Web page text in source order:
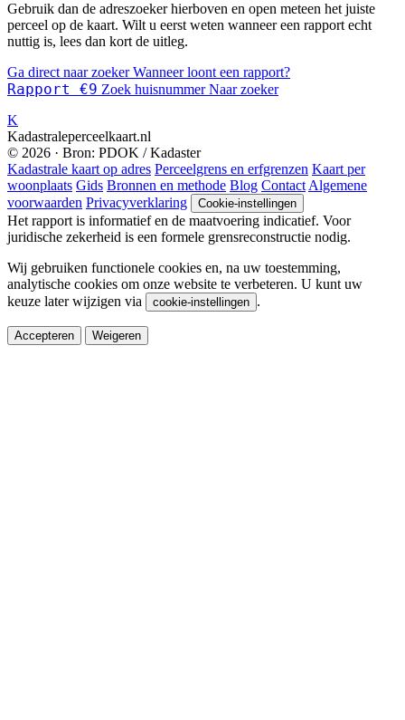
Gebruik dan de adreszoeker hierboven en open meteen het juiste
perceel op de kaart. Wilt u eerst weten wanneer een rapport echt
nuttig is, lees dan kort de uitleg.
Ga direct naar zoekerWanneer loont een rapport?
Rapport €9 Zoek huisnummer Naar zoeker
K
Kadastraleperceelkaart.nl
© 2026 · Bron: PDOK / Kadaster
Kadastrale kaart op adres Perceelgrens en erfgrenzen Kaart per
woonplaats Gids Bronnen en methode Blog Contact Algemene
voorwaarden Privacyverklaring Cookie-instellingen
Het rapport is informatief en de maatvoering indicatief. Voor
juridische zekerheid is een formele grensreconstructie nodig.
Wij gebruiken functionele cookies en, na uw toestemming,
analytische cookies om onze website te verbeteren. U kunt uw
keuze later wijzigen via
cookie-instellingen .
Accepteren Weigeren